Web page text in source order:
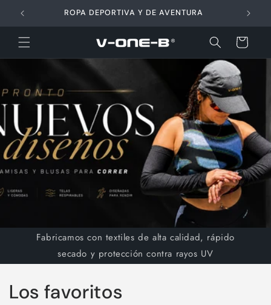
directamente
al contenido
ROPA DEPORTIVA Y DE AVENTURA
Carrito
Fabricamos con textiles de alta calidad, rápido
secado y protección contra rayos UV
Los favoritos